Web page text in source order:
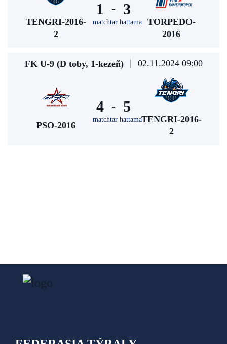
TENGRI-2016-
2
1 -
matchtar hattama
3
TORPEDO-
2016
FK U-9 (D toby, 1-kezeñ) 02.11.2024 09:00
PSO-2016
4 -
matchtar hattama
5
TENGRI-2016-
2